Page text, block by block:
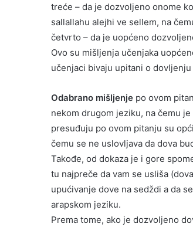
treće – da je dozvoljeno onome
sallallahu alejhi ve sellem, na
četvrto – da je uopćeno
Ovo su mišljenja učenjaka
učenjaci bivaju upitani o
Odabrano mišljenje po ovom
nekom drugom jeziku, na čemu
presuđuju po ovom pitanju su
čemu se ne uslovljava da dova
Takođe, od dokaza je i gore
tu najpreče da vam se usliša
upućivanje dove na sedždi a da
arapskom jeziku.
Prema tome, ako je dozvoljeno